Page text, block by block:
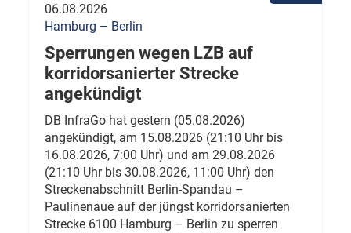
06.08.2026
Hamburg – Berlin
Sperrungen wegen LZB auf
korridorsanierter Strecke
angekündigt
DB InfraGo hat gestern (05.08.2026)
angekündigt, am 15.08.2026 (21:10 Uhr bis
16.08.2026, 7:00 Uhr) und am 29.08.2026
(21:10 Uhr bis 30.08.2026, 11:00 Uhr) den
Streckenabschnitt Berlin-Spandau –
Paulinenaue auf der jüngst korridorsanierten
Strecke 6100 Hamburg – Berlin zu sperren